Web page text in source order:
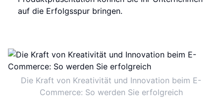
auf die Erfolgsspur bringen.
Die Kraft von Kreativität und Innovation beim E-
Commerce: So werden Sie erfolgreich